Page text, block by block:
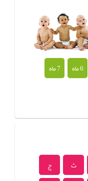
6 ماه
7 ماه
ث
ج